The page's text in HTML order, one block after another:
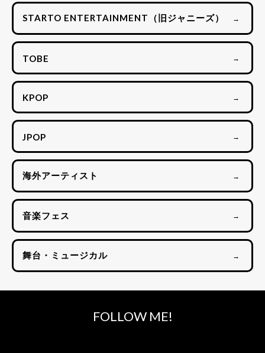
STARTO ENTERTAINMENT（旧ジャニーズ） →
TOBE →
KPOP →
JPOP →
海外アーティスト →
音楽フェス →
舞台・ミュージカル →
FOLLOW ME!